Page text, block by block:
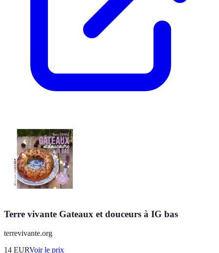
Terre vivante Gateaux et douceurs à IG bas
terrevivante.org
14 EURVoir le prix